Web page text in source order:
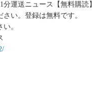
運送ニュース【無料購読】
い。登録は無料です。
。